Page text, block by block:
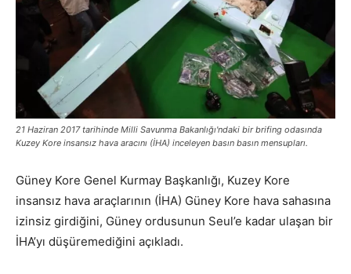
21 Haziran 2017 tarihinde Milli Savunma Bakanlığı'ndaki bir brifing odasında
Kuzey Kore insansız hava aracını (İHA) inceleyen basın basın mensupları.
Güney Kore Genel Kurmay Başkanlığı, Kuzey Kore
insansız hava araçlarının (İHA) Güney Kore hava sahasına
izinsiz girdiğini, Güney ordusunun Seul’e kadar ulaşan bir
İHA’yı düşüremediğini açıkladı.